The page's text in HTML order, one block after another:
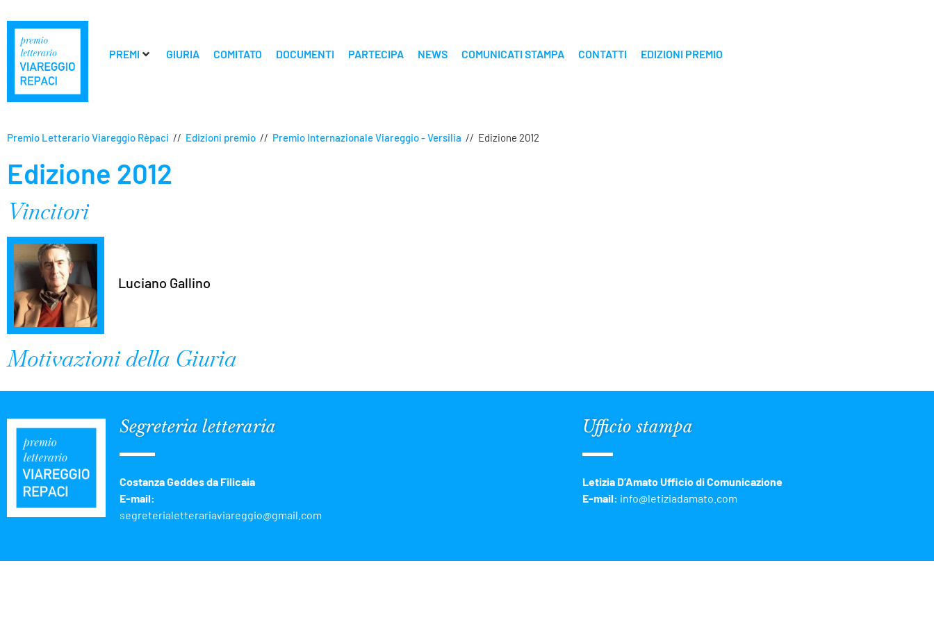
PREMI GIURIA COMITATO DOCUMENTI PARTECIPA NEWS COMUNICATI STAMPA CONTATTI EDIZIONI PREMIO
Premio Letterario Viareggio Rèpaci // Edizioni premio // Premio Internazionale Viareggio - Versilia // Edizione 2012
Edizione 2012
Vincitori
Luciano Gallino
Motivazioni della Giuria
Segreteria letteraria
Costanza Geddes da Filicaia
E-mail:
segreterialetterariaviareggio@gmail.com
Ufficio stampa
Letizia D’Amato Ufficio di Comunicazione
E-mail: info@letiziadamato.com